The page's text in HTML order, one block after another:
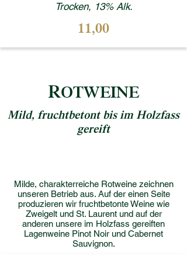
Trocken, 13% Alk.
11,00
ROTWEINE
Mild, fruchtbetont bis im Holzfass
gereift
Milde, charakterreiche Rotweine zeichnen
unseren Betrieb aus. Auf der einen Seite
produzieren wir fruchtbetonte Weine wie
Zweigelt und St. Laurent und auf der
anderen unsere im Holzfass gereiften
Lagenweine Pinot Noir und Cabernet
Sauvignon.